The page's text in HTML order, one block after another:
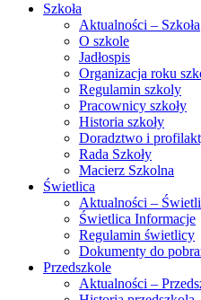
Szkoła
Aktualności – Szkoła
O szkole
Jadłospis
Organizacja roku
Regulamin szkoly
Pracownicy szkoły
Historia szkoły
Doradztwo i
Rada Szkoły
Macierz Szkolna
Świetlica
Aktualności –
Świetlica Informacje
Regulamin świetlicy
Dokumenty do
Przedszkole
Aktualności –